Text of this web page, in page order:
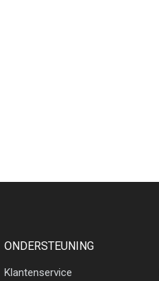
ONDERSTEUNING
Klantenservice